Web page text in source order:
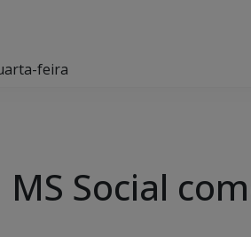
feira
Social